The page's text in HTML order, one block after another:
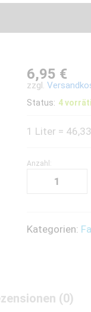
6,95 €
zzgl.
Status: 4
1 Liter =
Kreidefarbe
(150ml)
Rouge
Anzahl:
Kategorien:
(0)